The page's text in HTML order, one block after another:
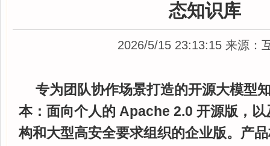
态知识库
2026/5/15 23:13:15 来源：
专为团队协作场景打造的开源大模型
本：面向个人的 Apache 2.0 开源版，
构和大型高安全要求组织的企业版。产